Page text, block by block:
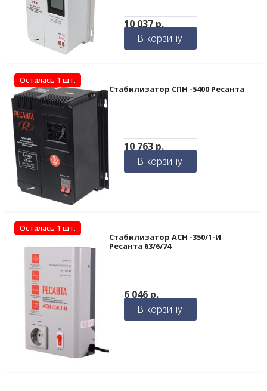
10 037р.
В корзину
Осталась 1 шт.
Стабилизатор СПН -5400 Ресанта
10 763р.
В корзину
Осталась 1 шт.
Стабилизатор АСН -350/1-И
Ресанта 63/6/74
6 046р.
В корзину